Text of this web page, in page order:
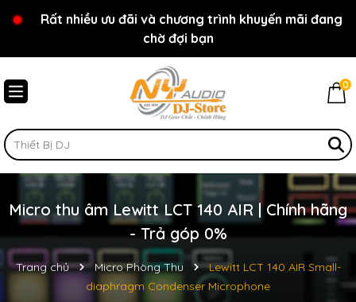
Chào mừng bạn đến với cửa hàng NY Audio - DJ
Store
Rất nhiều ưu đãi và chương trình khuyến mãi đang
chờ đợi bạn
0
Micro thu âm Lewitt LCT 140 AIR | Chính hãng
- Trả góp 0%
Trang chủ Micro Phòng Thu
Lewitt LCT 140 AIR Small-
diaphragm Condenser Microphone